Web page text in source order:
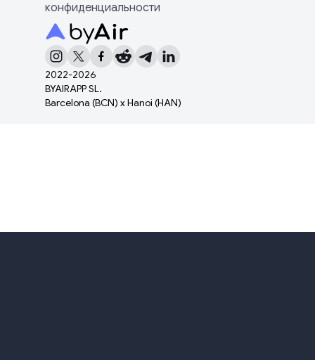
2022-2026
BYAIRAPP SL.
Barcelona (BCN) x Hanoi (HAN)
конфиденциальности